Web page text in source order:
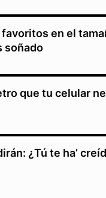
en el
soñado
que tu celular
¿Tú te ha’